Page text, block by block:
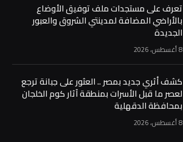
تعرف على مستجدات ملف توفيق الأوضاع
بالأراضي المضافة لمدينتي الشروق والعبور
الجديدة
8 أغسطس، 2026
كشف أثري جديد بمصر .. ⁠العثور على جبانة ترجع
لعصر ما قبل الأسرات بمنطقة آثار كوم الخلجان
بمحافظة الدقهلية
8 أغسطس، 2026